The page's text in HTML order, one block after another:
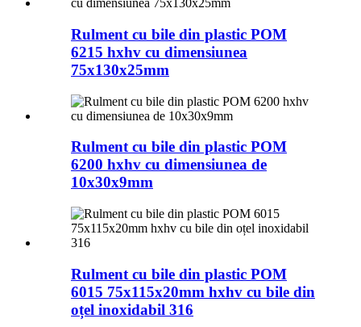
Rulment cu bile din plastic POM
6215 hxhv cu dimensiunea
75x130x25mm
Rulment cu bile din plastic POM
6200 hxhv cu dimensiunea de
10x30x9mm
Rulment cu bile din plastic POM
6015 75x115x20mm hxhv cu bile din
oțel inoxidabil 316